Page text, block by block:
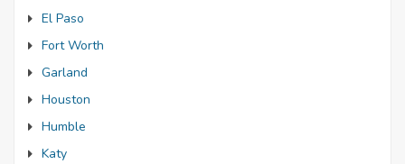
El Paso
Fort Worth
Garland
Houston
Humble
Katy